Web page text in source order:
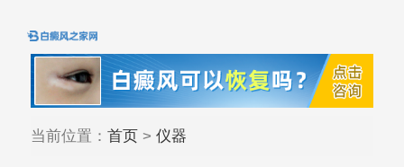
当前位置： 首页> 仪器